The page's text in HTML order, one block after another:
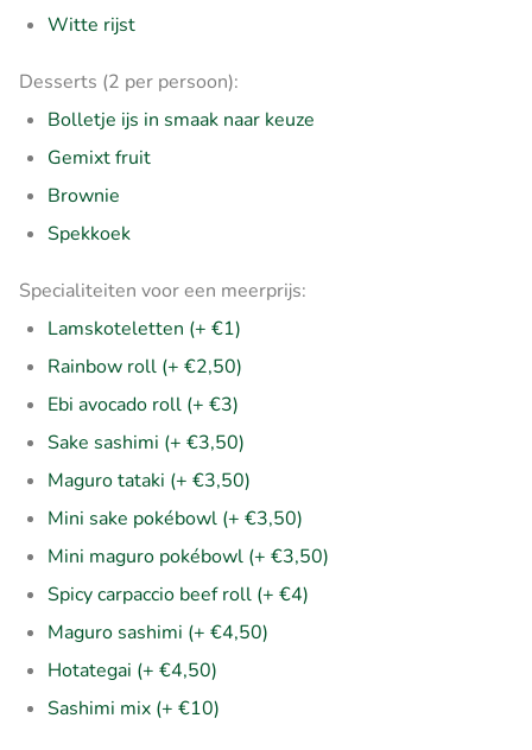
Witte rijst
Desserts (2 per persoon):
Bolletje ijs in smaak naar keuze
Gemixt fruit
Brownie
Spekkoek
Specialiteiten voor een meerprijs:
Lamskoteletten (+ €1)
Rainbow roll (+ €2,50)
Ebi avocado roll (+ €3)
Sake sashimi (+ €3,50)
Maguro tataki (+ €3,50)
Mini sake pokébowl (+ €3,50)
Mini maguro pokébowl (+ €3,50)
Spicy carpaccio beef roll (+ €4)
Maguro sashimi (+ €4,50)
Hotategai (+ €4,50)
Sashimi mix (+ €10)